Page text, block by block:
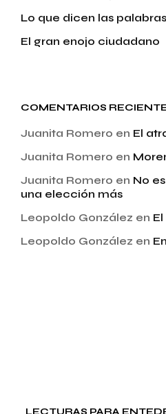
Lo que dicen las palabras
El gran enojo ciudadano
COMENTARIOS
Juanita Romero en El
Juanita Romero en
Juanita Romero en No
una elección más
Leopoldo González en
Leopoldo González en
LECTURAS PARA